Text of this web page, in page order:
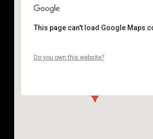
--- - Brüssel
This page can't load Google Maps
Do you own this website?